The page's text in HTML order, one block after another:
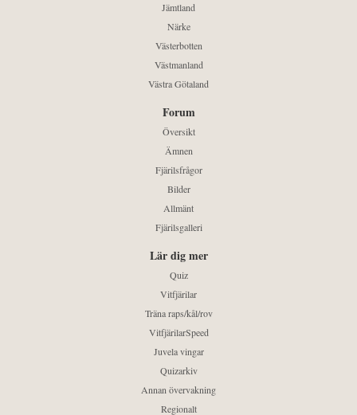
Jämtland
Närke
Västerbotten
Västmanland
Västra Götaland
Forum
Översikt
Ämnen
Fjärilsfrågor
Bilder
Allmänt
Fjärilsgalleri
Lär dig mer
Quiz
Vitfjärilar
Träna raps/kål/rov
VitfjärilarSpeed
Juvela vingar
Quizarkiv
Annan övervakning
Regionalt